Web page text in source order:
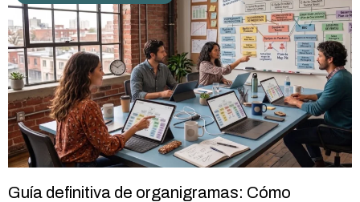
Guía definitiva de organigramas: Cómo